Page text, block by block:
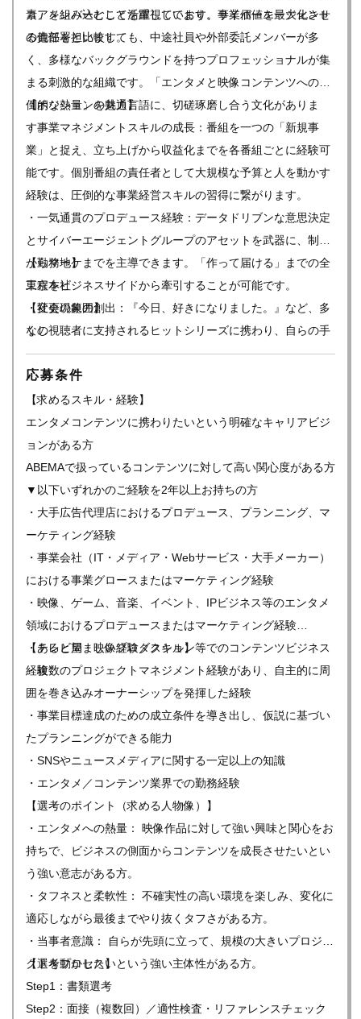
素」を組み込むことを重視しており、事業価値を最大化させ
る責任を担います。
コアメンバーとして活躍しています。サイバーエージェント
の他部署と比較しても、中途社員や外部委託メンバーが多
く、多様なバックグラウンドを持つプロフェッショナルが集
まる刺激的な組織です。「エンタメと映像コンテンツへの圧
倒的な熱量」を共通言語に、切磋琢磨し合う文化がありま
す。
【ポジションの魅力】
・事業マネジメントスキルの成長：番組を一つの「新規事
業」と捉え、立ち上げから収益化までを各番組ごとに経験可
能です。個別番組の責任者として大規模な予算と人を動かす
経験は、圧倒的な事業経営スキルの習得に繋がります。
・一気通貫のプロデュース経験：データドリブンな意思決定
とサイバーエージェントグループのアセットを武器に、制作
からマーケまでを主導できます。「作って届ける」までの全
工程をビジネスサイドから牽引することが可能です。
・社会現象の創出：『今日、好きになりました。』など、多
くの視聴者に支持されるヒットシリーズに携わり、自らの手
でトレンドを生み出す醍醐味があります。
【勤務地】
東京本社
【変更の範囲】
なし
応募条件
【求めるスキル・経験】
エンタメコンテンツに携わりたいという明確なキャリアビジ
ョンがある方
ABEMAで扱っているコンテンツに対して高い関心度がある方
▼以下いずれかのご経験を2年以上お持ちの方
・大手広告代理店におけるプロデュース、プランニング、マ
ーケティング経験
・事業会社（IT・メディア・Webサービス・大手メーカー）
における事業グロースまたはマーケティング経験
・映像、ゲーム、音楽、イベント、IPビジネス等のエンタメ
領域におけるプロデュースまたはマーケティング経験
・テレビ局・映像プロダクション等でのコンテンツビジネス
経験
【あると望ましい経験／スキル】
・複数のプロジェクトマネジメント経験があり、自主的に周
囲を巻き込みオーナーシップを発揮した経験
・事業目標達成のための成立条件を導き出し、仮説に基づい
たプランニングができる能力
・SNSやニュースメディアに関する一定以上の知識
・エンタメ／コンテンツ業界での勤務経験
【選考のポイント（求める人物像）】
・エンタメへの熱量： 映像作品に対して強い興味と関心をお
持ちで、ビジネスの側面からコンテンツを成長させたいとい
う強い意志がある方。
・タフネスと柔軟性： 不確実性の高い環境を楽しみ、変化に
適応しながら最後までやり抜くタフさがある方。
・当事者意識： 自らが先頭に立って、規模の大きいプロジェ
クトを動かしたいという強い主体性がある方。
【選考プロセス】
Step1：書類選考
Step2：面接（複数回）／適性検査・リファレンスチェック